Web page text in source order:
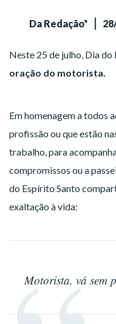
Da Redação* |
Neste 25 de julho, Dia
oração do motorista.
Em homenagem a todos
profissão ou que estão
trabalho, para
compromissos ou a
do Espírito Santo
exaltação à vida:
Motorista, vá sem